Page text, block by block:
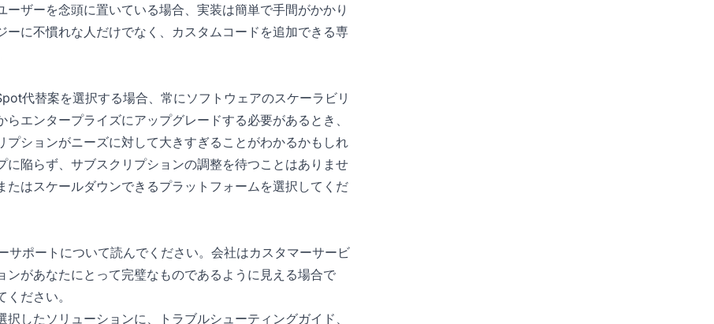
ザーを念頭に置いている場合、実装は簡単で手間がかかり
に不慣れな人だけでなく、カスタムコードを追加できる専
代替案を選択する場合、常にソフトウェアのスケーラビリ
エンタープライズにアップグレードする必要があるとき、
ションがニーズに対して大きすぎることがわかるかもしれ
陥らず、サブスクリプションの調整を待つことはありませ
はスケールダウンできるプラットフォームを選択してくだ
ポートについて読んでください。会社はカスタマーサービ
があなたにとって完璧なものであるように見える場合で
ださい。
したソリューションに、トラブルシューティングガイド、